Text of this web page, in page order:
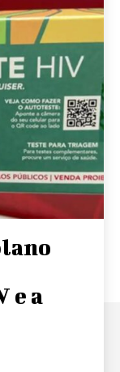
e a